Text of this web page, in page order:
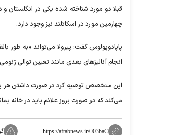
قبلا دو مورد شناخته شده یکی در انگلستان
چهارمین مورد در اسکاتلند نیز وجود دارد.
پاپادوپولوس گفت: پیرولا می‌تواند «به طور
انجام آنالیز‌های بعدی مانند تعیین توالی
این متخصص توصیه کرد در صورت داشتن هر
می‌کند که در صورت بروز علائم باید در خانه
https://aftabnews.ir/003baC